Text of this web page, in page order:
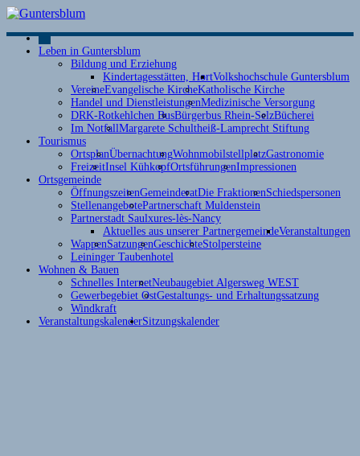
Leben in Guntersblum
Bildung und Erziehung
Kindertagesstätten, HortVolkshochschule Guntersblum
VereineEvangelische KircheKatholische Kirche
Handel und DienstleistungenMedizinische Versorgung
DRK-Rotkehlchen BusBürgerbus Rhein-SelzBücherei
Im NotfallMargarete Schultheiß-Lamprecht Stiftung
Tourismus
OrtsplanÜbernachtungWohnmobilstellplatzGastronomie
FreizeitInsel KühkopfOrtsführungenImpressionen
Ortsgemeinde
ÖffnungszeitenGemeinderatDie FraktionenSchiedspersonen
StellenangebotePartnerschaft Muldenstein
Partnerstadt Saulxures-lès-Nancy
Aktuelles aus unserer PartnergemeindeVeranstaltungen
WappenSatzungenGeschichteStolpersteine
Leininger Taubenhotel
Wohnen & Bauen
Schnelles InternetNeubaugebiet Algersweg WEST
Gewerbegebiet OstGestaltungs- und Erhaltungssatzung
Windkraft
VeranstaltungskalenderSitzungskalender